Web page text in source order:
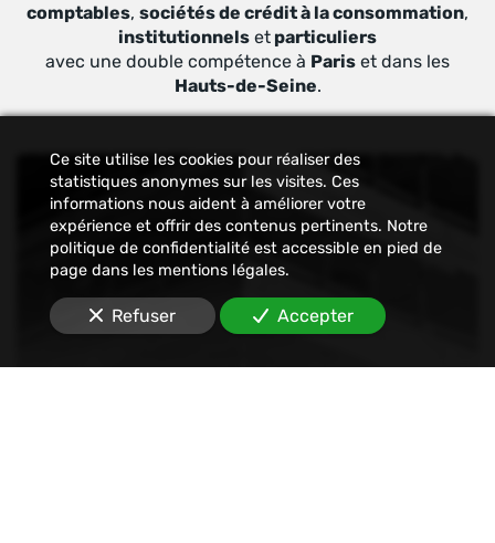
comptables, sociétés de crédit à la consommation,
institutionnels et particuliers
avec une double compétence à Paris et dans les
Hauts-de-Seine.
Ce site utilise les cookies pour réaliser des
statistiques anonymes sur les visites. Ces
informations nous aident à améliorer votre
expérience et offrir des contenus pertinents. Notre
politique de confidentialité est accessible en pied de
page dans les mentions légales.
Refuser Accepter